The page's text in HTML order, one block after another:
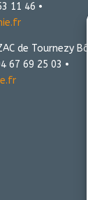
11 46 •
de Tournezy Bât
67 69 25 03 •